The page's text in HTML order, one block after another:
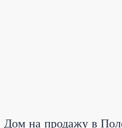
Дом на продажу в